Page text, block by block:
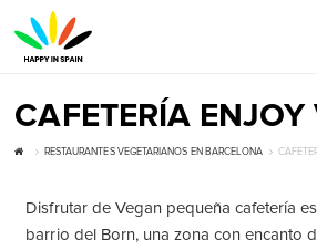
CAFETERÍA ENJOY
RESTAURANTES VEGETARIANOS EN BARCELONA
Disfrutar de Vegan pequeña cafetería
barrio del Born, una zona con encanto